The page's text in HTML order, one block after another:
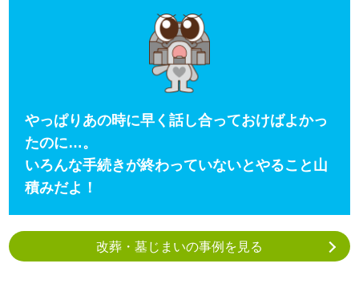
やっぱりあの時に早く話し合っておけばよかっ
たのに…。
いろんな手続きが終わっていないとやること山
積みだよ！
改葬・墓じまいの事例を見る